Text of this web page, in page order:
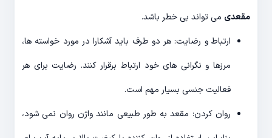
مقعدی می تواند بی خطر باشد.
ارتباط و رضایت: هر دو طرف باید آشکارا در مورد خواسته ها،
مرزها و نگرانی های خود ارتباط برقرار کنند. رضایت برای هر
فعالیت جنسی بسیار مهم است.
روان کردن: مقعد به طور طبیعی مانند واژن روان نمی شود،